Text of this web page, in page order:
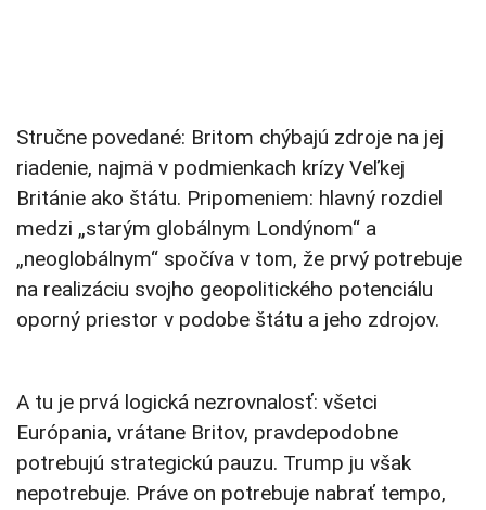
Stručne povedané: Britom chýbajú zdroje na jej
riadenie, najmä v podmienkach krízy Veľkej
Británie ako štátu. Pripomeniem: hlavný rozdiel
medzi „starým globálnym Londýnom“ a
„neoglobálnym“ spočíva v tom, že prvý potrebuje
na realizáciu svojho geopolitického potenciálu
oporný priestor v podobe štátu a jeho zdrojov.
A tu je prvá logická nezrovnalosť: všetci
Európania, vrátane Britov, pravdepodobne
potrebujú strategickú pauzu. Trump ju však
nepotrebuje. Práve on potrebuje nabrať tempo,